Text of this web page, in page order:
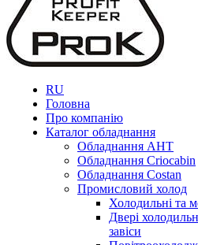
RU
Головна
Про компанію
Каталог обладнання
Обладнання AHT
Обладнання Criocabin
Обладнання Costan
Промисловий холод
Холодильні та
Двері
завіси